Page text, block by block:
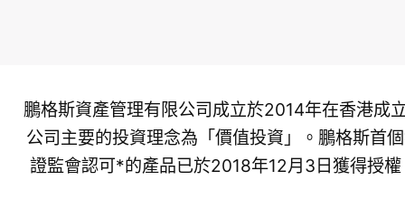
鵬格斯資產管理有限公司成立於2014年在香港成
公司主要的投資理念為「價值投資」。鵬格斯首
證監會認可*的產品已於2018年12月3日獲得授權